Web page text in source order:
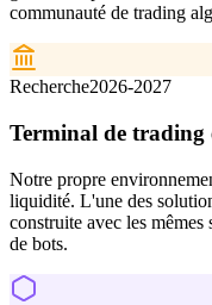
communauté de trading
Recherche2026-2027
Terminal de trading
Notre propre
liquidité. L'une des
construite avec les mêmes
de bots.